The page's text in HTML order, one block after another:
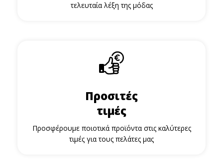
τελευταία λέξη της μόδας
Προσιτές
τιμές
Προσφέρουμε ποιοτικά προϊόντα στις καλύτερες
τιμές για τους πελάτες μας